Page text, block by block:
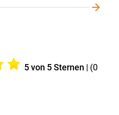
5von 5 Sternen | (0